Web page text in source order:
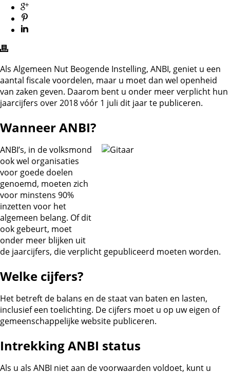
Als Algemeen Nut Beogende Instelling, ANBI, geniet u een
aantal fiscale voordelen, maar u moet dan wel openheid
van zaken geven. Daarom bent u onder meer verplicht hun
jaarcijfers over 2018 vóór 1 juli dit jaar te publiceren.
Wanneer ANBI?
ANBI’s, in de volksmond
ook wel organisaties
voor goede doelen
genoemd, moeten zich
voor minstens 90%
inzetten voor het
algemeen belang. Of dit
ook gebeurt, moet
onder meer blijken uit
de jaarcijfers, die verplicht gepubliceerd moeten worden.
Welke cijfers?
Het betreft de balans en de staat van baten en lasten,
inclusief een toelichting. De cijfers moet u op uw eigen of
gemeenschappelijke website publiceren.
Intrekking ANBI status
Als u als ANBI niet aan de voorwaarden voldoet, kunt u